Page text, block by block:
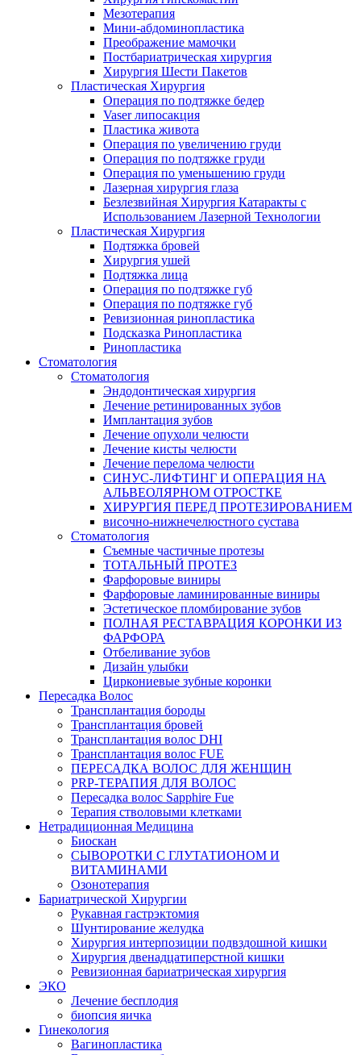
Мезотерапия
Мини-абдоминопластика
Преображение мамочки
Постбариатрическая хирургия
Хирургия Шести Пакетов
Пластическая Хирургия
Операция по подтяжке бедер
Vaser липосакция
Пластика живота
Операция по увеличению груди
Операция по подтяжке груди
Операция по уменьшению груди
Лазерная хирургия глаза
Безлезвийная Хирургия Катаракты с
Использованием Лазерной Технологии
Пластическая Хирургия
Подтяжка бровей
Хирургия ушей
Подтяжка лица
Операция по подтяжке губ
Операция по подтяжке губ
Ревизионная ринопластика
Подсказка Ринопластика
Ринопластика
Стоматология
Стоматология
Эндодонтическая хирургия
Лечение ретинированных зубов
Имплантация зубов
Лечение опухоли челюсти
Лечение кисты челюсти
Лечение перелома челюсти
СИНУС-ЛИФТИНГ И ОПЕРАЦИЯ НА
АЛЬВЕОЛЯРНОМ ОТРОСТКЕ
ХИРУРГИЯ ПЕРЕД ПРОТЕЗИРОВАНИЕМ
височно-нижнечелюстного сустава
Стоматология
Съемные частичные протезы
ТОТАЛЬНЫЙ ПРОТЕЗ
Фарфоровые виниры
Фарфоровые ламинированные виниры
Эстетическое пломбирование зубов
ПОЛНАЯ РЕСТАВРАЦИЯ КОРОНКИ ИЗ
ФАРФОРА
Отбеливание зубов
Дизайн улыбки
Циркониевые зубные коронки
Пересадка Волос
Трансплантация бороды
Трансплантация бровей
Трансплантация волос DHI
Трансплантация волос FUE
ПЕРЕСАДКА ВОЛОС ДЛЯ ЖЕНЩИН
PRP-ТЕРАПИЯ ДЛЯ ВОЛОС
Пересадка волос Sapphire Fue
Терапия стволовыми клетками
Нетрадиционная Медицина
Биоскан
СЫВОРОТКИ С ГЛУТАТИОНОМ И
ВИТАМИНАМИ
Озонотерапия
Бариатрической Хирургии
Рукавная гастрэктомия
Шунтирование желудка
Хирургия интерпозиции подвздошной кишки
Хирургия двенадцатиперстной кишки
Ревизионная бариатрическая хирургия
ЭКО
Лечение бесплодия
биопсия яичка
Гинекология
Вагинопластика